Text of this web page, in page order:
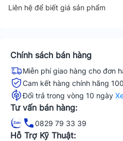
Liên hệ để biết giá sản phẩm
Chính sách bán hàng
Miễn phí giao hàng cho đơn
Cam kết hàng chính hãng
Đổi trả trong vòng 10 ngày
Tư vấn bán hàng:
0829 79 33 39
Hỗ Trợ Kỹ Thuật: